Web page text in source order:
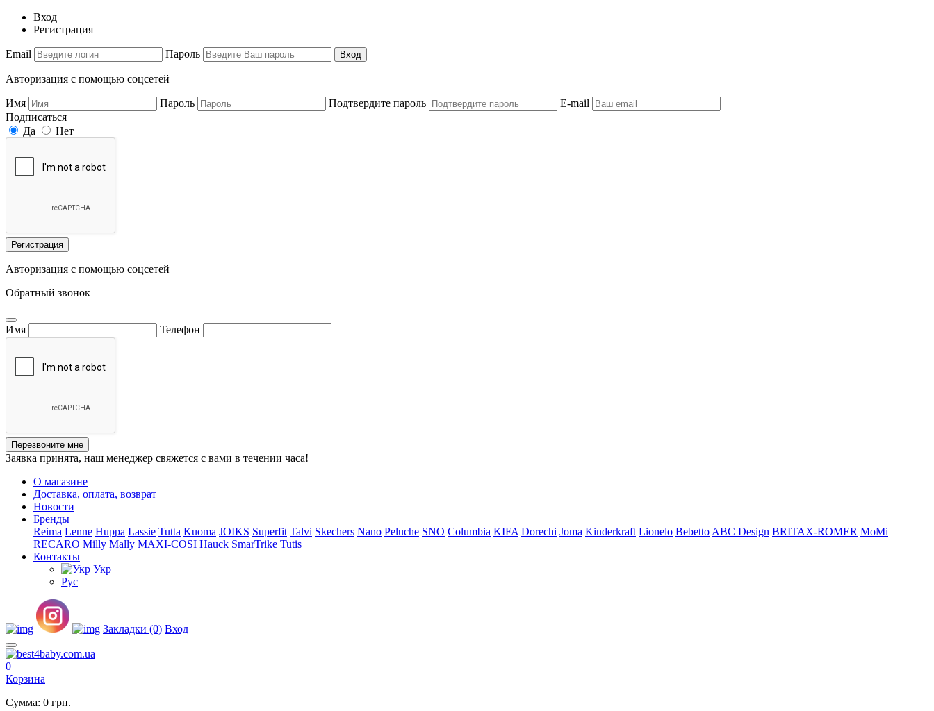
Вход
Регистрация
Email Пароль Вход
Авторизация с помощью соцсетей
Имя Пароль Подтвердите пароль
E-mail
Подписаться
Да
Нет
Регистрация
Авторизация с помощью соцсетей
Обратный звонок
Имя Телефон
Перезвоните мне
Заявка принята, наш менеджер свяжется с вами в течении часа!
О магазине
Доставка, оплата, возврат
Новости
Бренды
Reima Lenne Huppa Lassie Tutta Kuoma JOIKS Superfit Talvi Skechers Nano Peluche SNO Columbia KIFA Dorechi Joma Kinderkraft Lionelo Bebetto ABC Design BRITAX-ROMER MoMi
RECARO Milly Mally MAXI-COSI Hauck SmarTrike Tutis
Контакты
Укр
Рус
Закладки (0) Вход
0
Корзина
Сумма: 0 грн.